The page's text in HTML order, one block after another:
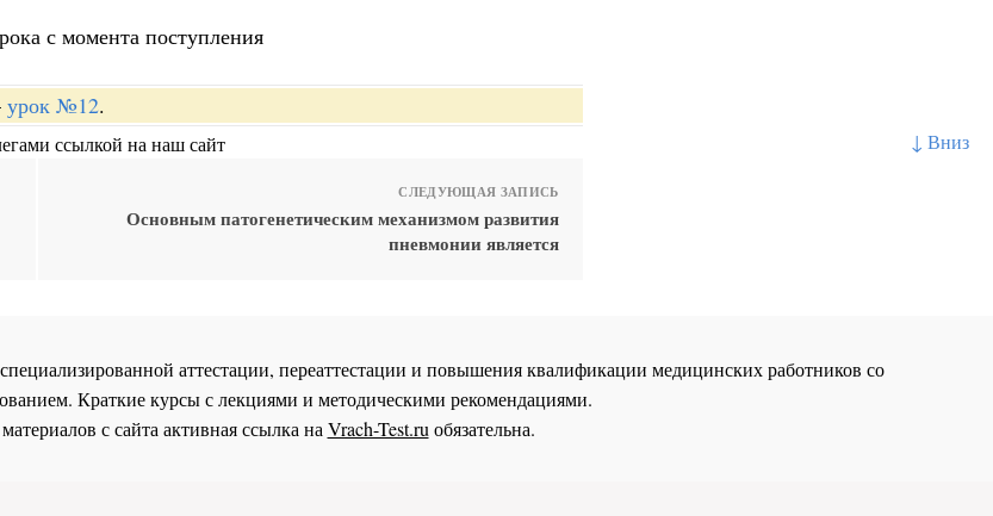
↓ Вниз
с момента поступления
урок №12.
ссылкой на наш сайт
СЛЕДУЮЩАЯ ЗАПИСЬ
Основным патогенетическим механизмом развития
пневмонии является
аттестации, переаттестации и повышения квалификации медицинских работников со
Краткие курсы с лекциями и методическими рекомендациями.
с сайта активная ссылка на Vrach-Test.ru обязательна.